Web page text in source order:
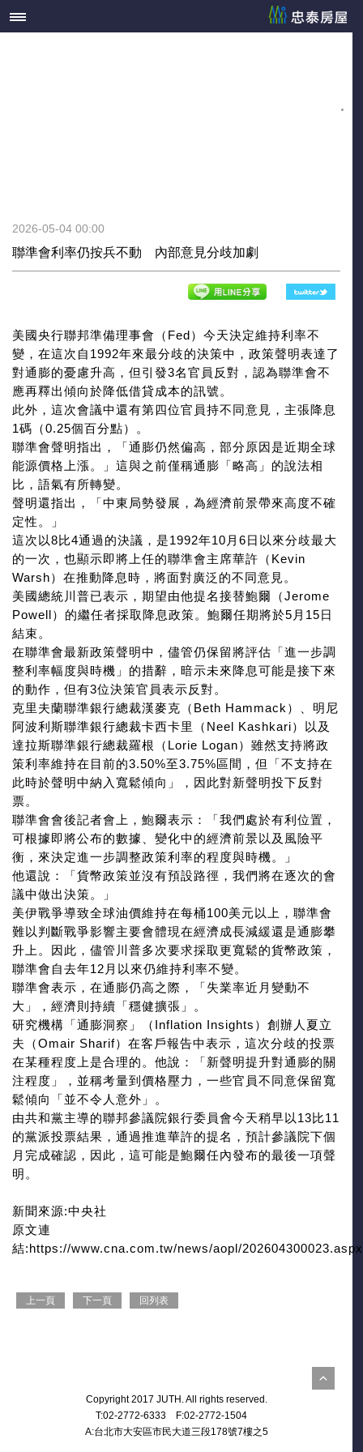
聯準會利率仍按兵不動 內部意見分歧加劇
2026-05-04 00:00
美國央行聯邦準備理事會（Fed）今天決定維持利率不
變，在這次自1992年來最分歧的決策中，政策聲明表達了
對通膨的憂慮升高，但引發3名官員反對，認為聯準會不
應再釋出傾向於降低借貸成本的訊號。
此外，這次會議中還有第四位官員持不同意見，主張降息
1碼（0.25個百分點）。
聯準會聲明指出，「通膨仍然偏高，部分原因是近期全球
能源價格上漲。」這與之前僅稱通膨「略高」的說法相
比，語氣有所轉變。
聲明還指出，「中東局勢發展，為經濟前景帶來高度不確
定性。」
這次以8比4通過的決議，是1992年10月6日以來分歧最大
的一次，也顯示即將上任的聯準會主席華許（Kevin
Warsh）在推動降息時，將面對廣泛的不同意見。
美國總統川普已表示，期望由他提名接替鮑爾（Jerome
Powell）的繼任者採取降息政策。鮑爾任期將於5月15日
結束。
在聯準會最新政策聲明中，儘管仍保留將評估「進一步調
整利率幅度與時機」的措辭，暗示未來降息可能是接下來
的動作，但有3位決策官員表示反對。
克里夫蘭聯準銀行總裁漢麥克（Beth Hammack）、明尼
阿波利斯聯準銀行總裁卡西卡里（Neel Kashkari）以及
達拉斯聯準銀行總裁羅根（Lorie Logan）雖然支持將政
策利率維持在目前的3.50%至3.75%區間，但「不支持在
此時於聲明中納入寬鬆傾向」，因此對新聲明投下反對
票。
聯準會會後記者會上，鮑爾表示：「我們處於有利位置，
可根據即將公布的數據、變化中的經濟前景以及風險平
衡，來決定進一步調整政策利率的程度與時機。」
他還說：「貨幣政策並沒有預設路徑，我們將在逐次的會
議中做出決策。」
美伊戰爭導致全球油價維持在每桶100美元以上，聯準會
難以判斷戰爭影響主要會體現在經濟成長減緩還是通膨攀
升上。因此，儘管川普多次要求採取更寬鬆的貨幣政策，
聯準會自去年12月以來仍維持利率不變。
聯準會表示，在通膨仍高之際，「失業率近月變動不
大」，經濟則持續「穩健擴張」。
研究機構「通膨洞察」（Inflation Insights）創辦人夏立
夫（Omair Sharif）在客戶報告中表示，這次分歧的投票
在某種程度上是合理的。他說：「新聲明提升對通膨的關
注程度」，並稱考量到價格壓力，一些官員不同意保留寬
鬆傾向「並不令人意外」。
由共和黨主導的聯邦參議院銀行委員會今天稍早以13比11
的黨派投票結果，通過推進華許的提名，預計參議院下個
月完成確認，因此，這可能是鮑爾任內發布的最後一項聲
明。
新聞來源:中央社
原文連
結:https://www.cna.com.tw/news/aopl/202604300023.aspx
上一頁 下一頁 回列表
Copyright 2017 JUTH. All rights reserved.
T:02-2772-6333 F:02-2772-1504
A:台北市大安區市民大道三段178號7樓之5